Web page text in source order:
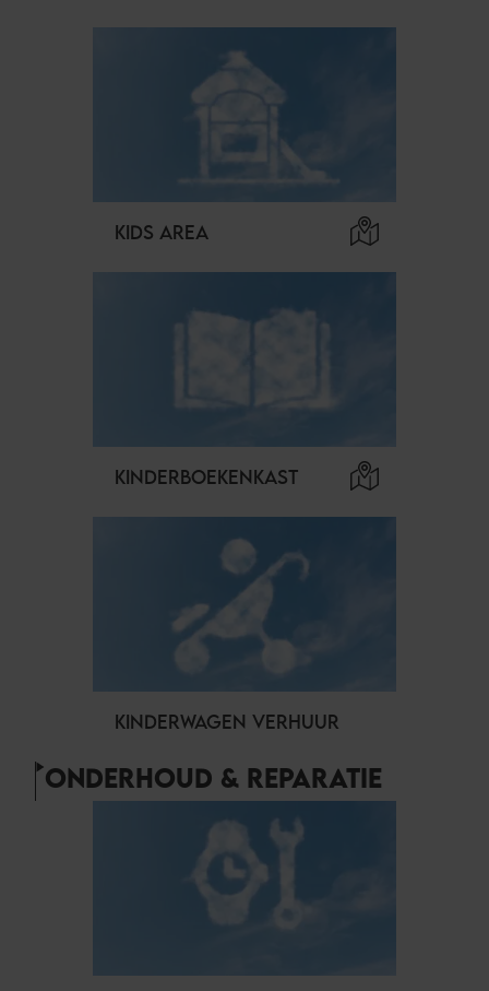
KIDS AREA
KINDERBOEKENKAST
KINDERWAGEN VERHUUR
ONDERHOUD & REPARATIE